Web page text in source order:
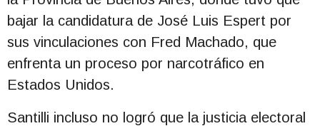
bajar la candidatura de José Luis Espert por
sus vinculaciones con Fred Machado, que
enfrenta un proceso por narcotráfico en
Estados Unidos.
Santilli incluso no logró que la justicia electoral